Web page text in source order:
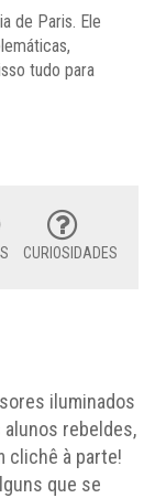
de Paris. Ele
tudo para
CURIOSIDADES
iluminados
alunos rebeldes,
clichê à parte!
que se